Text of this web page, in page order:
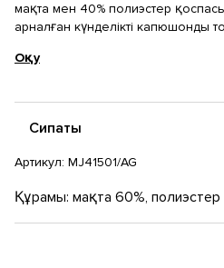
мақта мен 40% полиэстер
арналған күнделікті капюшонды
капюшоны, қабырғалы манжеттері
жайлылық береді және
Оқу
Сипаты
Артикул: MJ41501/AG
Құрамы: мақта 60%,